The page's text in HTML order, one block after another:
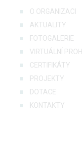
O ORGANIZACI
AKTUALITY
FOTOGALERIE
VIRTUÁLNÍ
CERTIFIKÁTY
PROJEKTY
DOTACE
KONTAKTY